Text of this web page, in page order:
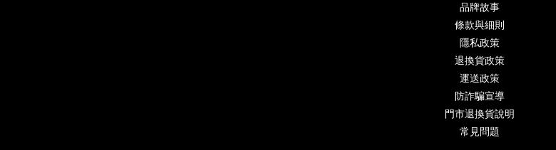
品牌故事
條款與細則
隱私政策
退換貨政策
運送政策
防詐騙宣導
門市退換貨說明
常見問題